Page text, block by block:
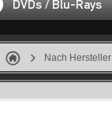
DVDs / Blu-Rays
Nach Hersteller